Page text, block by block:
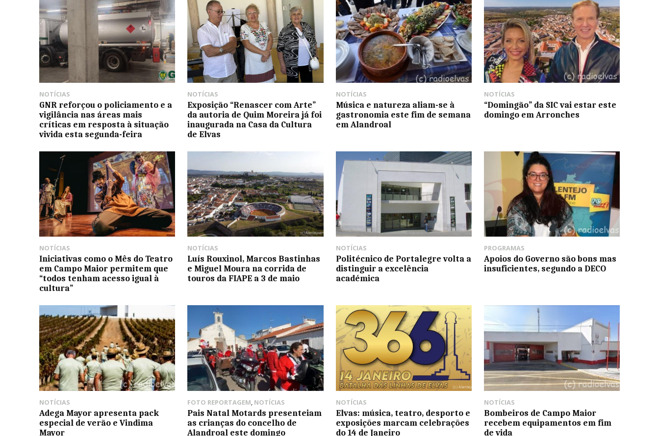
NOTÍCIAS
GNR reforçou o policiamento e a
vigilância nas áreas mais
críticas em resposta à situação
vivida esta segunda-feira
NOTÍCIAS
Exposição “Renascer com Arte”
da autoria de Quim Moreira já foi
inaugurada na Casa da Cultura
de Elvas
NOTÍCIAS
Música e natureza aliam-se à
gastronomia este fim de semana
em Alandroal
NOTÍCIAS
“Domingão” da SIC vai estar este
domingo em Arronches
NOTÍCIAS
Iniciativas como o Mês do Teatro
em Campo Maior permitem que
“todos tenham acesso igual à
cultura”
NOTÍCIAS
Luís Rouxinol, Marcos Bastinhas
e Miguel Moura na corrida de
touros da FIAPE a 3 de maio
NOTÍCIAS
Politécnico de Portalegre volta a
distinguir a excelência
académica
PROGRAMAS
Apoios do Governo são bons mas
insuficientes, segundo a DECO
NOTÍCIAS
Adega Mayor apresenta pack
especial de verão e Vindima
Mayor
FOTO REPORTAGEM, NOTÍCIAS
Pais Natal Motards presenteiam
as crianças do concelho de
Alandroal este domingo
NOTÍCIAS
Elvas: música, teatro, desporto e
exposições marcam celebrações
do 14 de Janeiro
NOTÍCIAS
Bombeiros de Campo Maior
recebem equipamentos em fim
de vida